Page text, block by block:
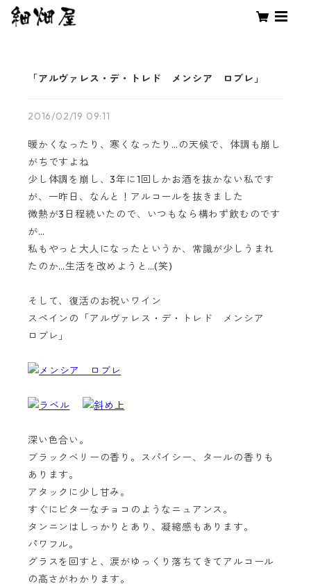
「アルヴァレス・デ・トレド メンシア ロブレ」
2016/02/19 09:11
暖かくなったり、寒くなったり…の天候で、体調も崩し
がちですよね
少し体調を崩し、3年に1回しかお酒を抜かない私です
が、一昨日、なんと！アルコールを抜きました
微熱が3日程続いたので、いつもなら構わず飲むのです
が…
私もやっと大人になったというか、常識が少しうまれ
たのか…生活を改めようと…(笑)
そして、復活のお祝いワイン
スペインの「アルヴァレス・デ・トレド メンシア
ロブレ」
深い色合い。
ブラックベリーの香り。スパイシー、タールの香りも
あります。
アタックに少し甘み。
すぐにビターなチョコのようなニュアンス。
タンニンはしっかりとあり、凝縮感もあります。
パワフル。
グラスを回すと、涙がゆっくり落ちてきてアルコール
の高さがわかります。